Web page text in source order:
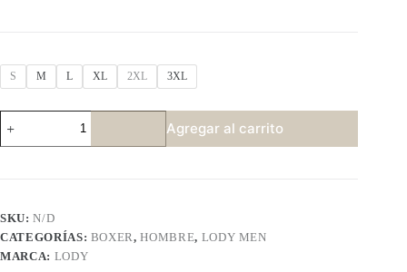
S M L XL 2XL 3XL
LODY
873
cantidad
Agregar al carrito
SKU:N/D
CATEGORÍAS: BOXER,HOMBRE, LODY MEN
MARCA: LODY